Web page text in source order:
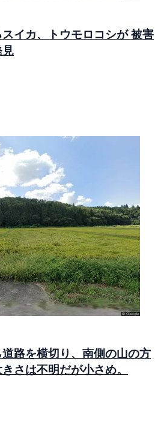
イカ、トウモロコシが 被害
路を横切り、南側の山の方
さは不明だが小さめ。